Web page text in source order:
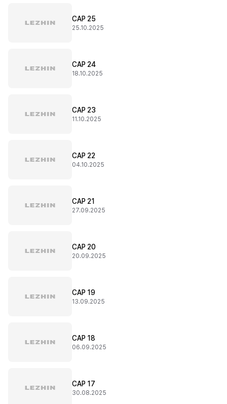
CAP 25
25.10.2025
CAP 24
18.10.2025
CAP 23
11.10.2025
CAP 22
04.10.2025
CAP 21
27.09.2025
CAP 20
20.09.2025
CAP 19
13.09.2025
CAP 18
06.09.2025
CAP 17
30.08.2025